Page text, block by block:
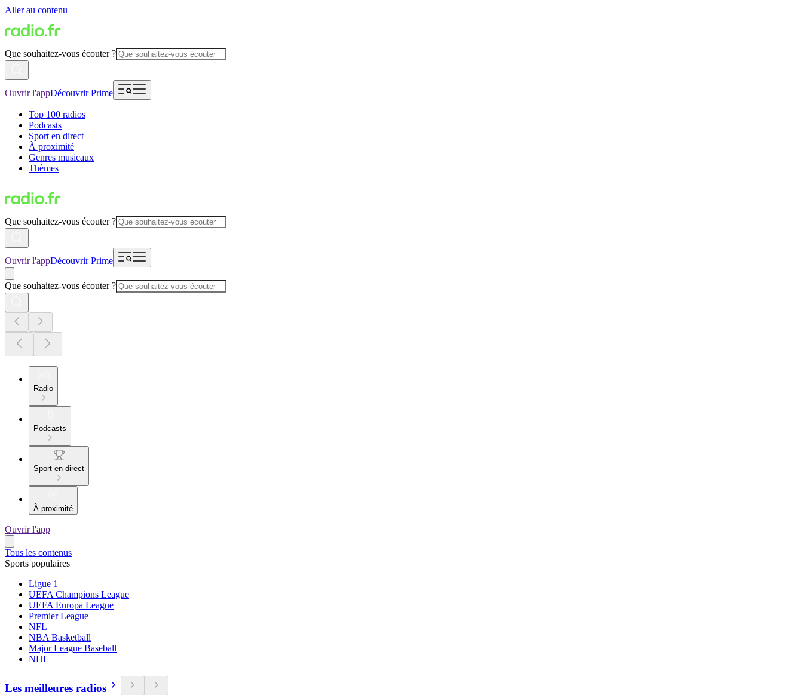
Aller au contenu
Que souhaitez-vous écouter ?
Ouvrir l'appDécouvrir Prime
Top 100 radios
Podcasts
Sport en direct
À proximité
Genres musicaux
Thèmes
Que souhaitez-vous écouter ?
Ouvrir l'appDécouvrir Prime
Que souhaitez-vous écouter ?
Radio
Podcasts
Sport en direct
À proximité
Ouvrir l'app
Tous les contenus
Sports populaires
Ligue 1
UEFA Champions League
UEFA Europa League
Premier League
NFL
NBA Basketball
Major League Baseball
NHL
Les meilleures radios